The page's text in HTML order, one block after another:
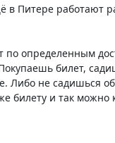
в Питере работают
по определенным
билет,
не садишься
и так можно